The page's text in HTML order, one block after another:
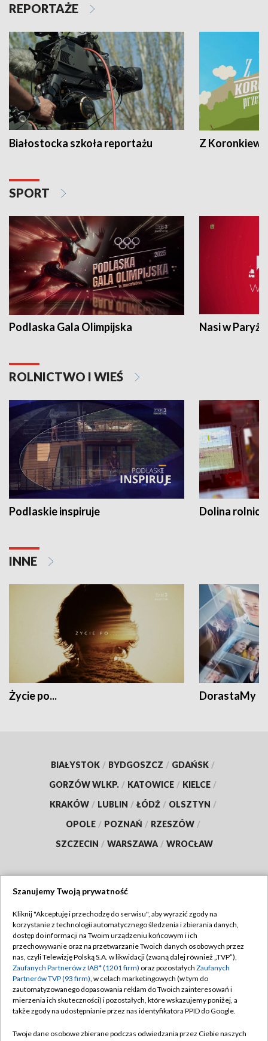
REPORTAŻE
Białostocka szkoła reportażu Z
SPORT
Podlaska Gala Olimpijska Nasi w Paryżu
ROLNICTWO I WIEŚ
Podlaskie inspiruje Dolina
INNE
Życie po... DorastaMy
BIAŁYSTOK / BYDGOSZCZ / GDAŃSK /
GORZÓW WLKP. / KATOWICE / KIELCE /
KRAKÓW / LUBLIN / ŁÓDŹ / OLSZTYN /
OPOLE / POZNAŃ / RZESZÓW /
SZCZECIN / WARSZAWA / WROCŁAW
TVP
Abonament TVP
Emisja w TVP
Centrum informacji TVP
Naziemna Telewizja Cyfrowa
Regulamin TVP
Polityka prywatności
Moje zgody
Pomoc
Szanujemy Twoją prywatność
Kliknij "Akceptuję i przechodzę do serwisu", aby wyrazić zgody na
korzystanie z technologii automatycznego śledzenia i zbierania danych,
dostęp do informacji na Twoim urządzeniu końcowym i ich
przechowywanie oraz na przetwarzanie Twoich danych osobowych przez
nas, czyli Telewizję Polską S.A. w likwidacji (zwaną dalej również „TVP”),
Zaufanych Partnerów z IAB* (1201 firm) oraz pozostałych Zaufanych
Partnerów TVP (93 firm), w celach marketingowych (w tym do
zautomatyzowanego dopasowania reklam do Twoich zainteresowań i
mierzenia ich skuteczności) i pozostałych, które wskazujemy poniżej, a
także zgody na udostępnianie przez nas identyfikatora PPID do Google.
Twoje dane osobowe zbierane podczas odwiedzania przez Ciebie naszych